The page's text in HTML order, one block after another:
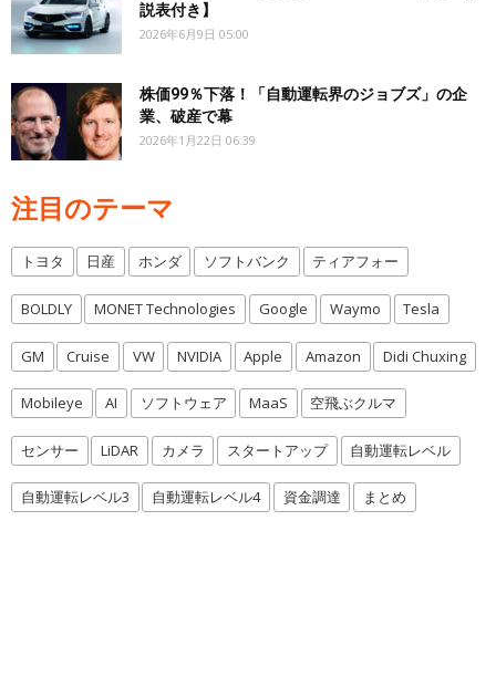
説表付き】
2026年6月9日 05:00
株価99％下落！「自動運転界のジョブズ」の企
業、破産で幕
2026年1月22日 06:39
注目のテーマ
トヨタ 日産 ホンダ ソフトバンク ティアフォー
BOLDLY MONET Technologies Google Waymo Tesla
GM Cruise VW NVIDIA Apple Amazon Didi Chuxing
Mobileye AI ソフトウェア MaaS 空飛ぶクルマ
センサー LiDAR カメラ スタートアップ 自動運転レベル
自動運転レベル3 自動運転レベル4 資金調達 まとめ